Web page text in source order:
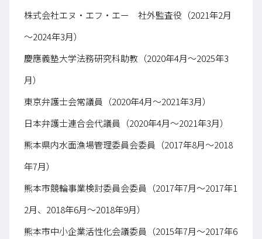
株式会社エヌ・エフ・エー 社外監査役（2021年2月
～2024年3月）
慶應義塾大学法務研究科助教（2020年4月～2025年3
月）
東京弁護士会常議員（2020年4月～2021年3月）
日本弁護士連合会代議員（2020年4月～2021年3月）
熊本県内水面漁場管理委員会委員（2017年8月～2018
年7月）
熊本市競輪事業検討委員会委員（2017年7月〜2017年1
2月、2018年6月～2018年9月）
熊本市中小企業活性化会議委員（2015年7月〜2017年6